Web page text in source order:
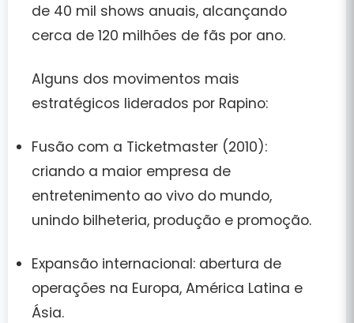
de 40 mil shows anuais, alcançando
cerca de 120 milhões de fãs por ano.
Alguns dos movimentos mais
estratégicos liderados por Rapino:
Fusão com a Ticketmaster (2010):
criando a maior empresa de
entretenimento ao vivo do mundo,
unindo bilheteria, produção e promoção.
Expansão internacional: abertura de
operações na Europa, América Latina e
Ásia.